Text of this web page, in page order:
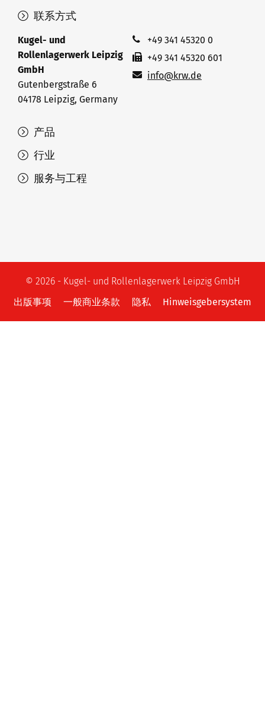
产品
行业
服务与工程
联系方式
Kugel- und
Rollenlagerwerk Leipzig
GmbH
Gutenbergstraße 6
04178 Leipzig, Germany
+49 341 45320 0
+49 341 45320 601
info@krw.de
© 2026 - Kugel- und Rollenlagerwerk Leipzig GmbH
出版事项
一般商业条款 隐私 Hinweisgebersystem